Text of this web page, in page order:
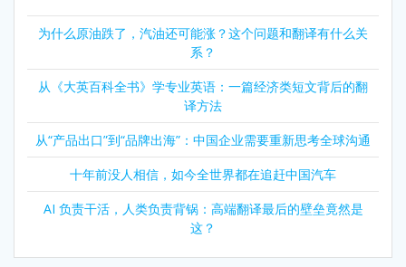
为什么原油跌了，汽油还可能涨？这个问题和翻译有什么关
系？
从《大英百科全书》学专业英语：一篇经济类短文背后的翻
译方法
从“产品出口”到“品牌出海”：中国企业需要重新思考全球沟通
十年前没人相信，如今全世界都在追赶中国汽车
AI 负责干活，人类负责背锅：高端翻译最后的壁垒竟然是
这？